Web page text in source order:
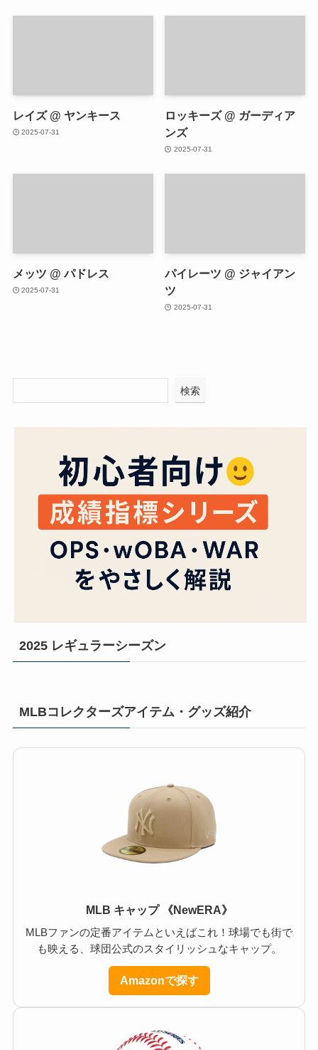
レイズ @ ヤンキース
2025-07-31
ロッキーズ @ ガーディア
ンズ
2025-07-31
メッツ @ パドレス
2025-07-31
パイレーツ @ ジャイアン
ツ
2025-07-31
検索
2025 レギュラーシーズン
MLBコレクターズアイテム・グッズ紹介
MLB キャップ 《NewERA》
MLBファンの定番アイテムといえばこれ！球場でも街で
も映える、球団公式のスタイリッシュなキャップ。
Amazonで探す